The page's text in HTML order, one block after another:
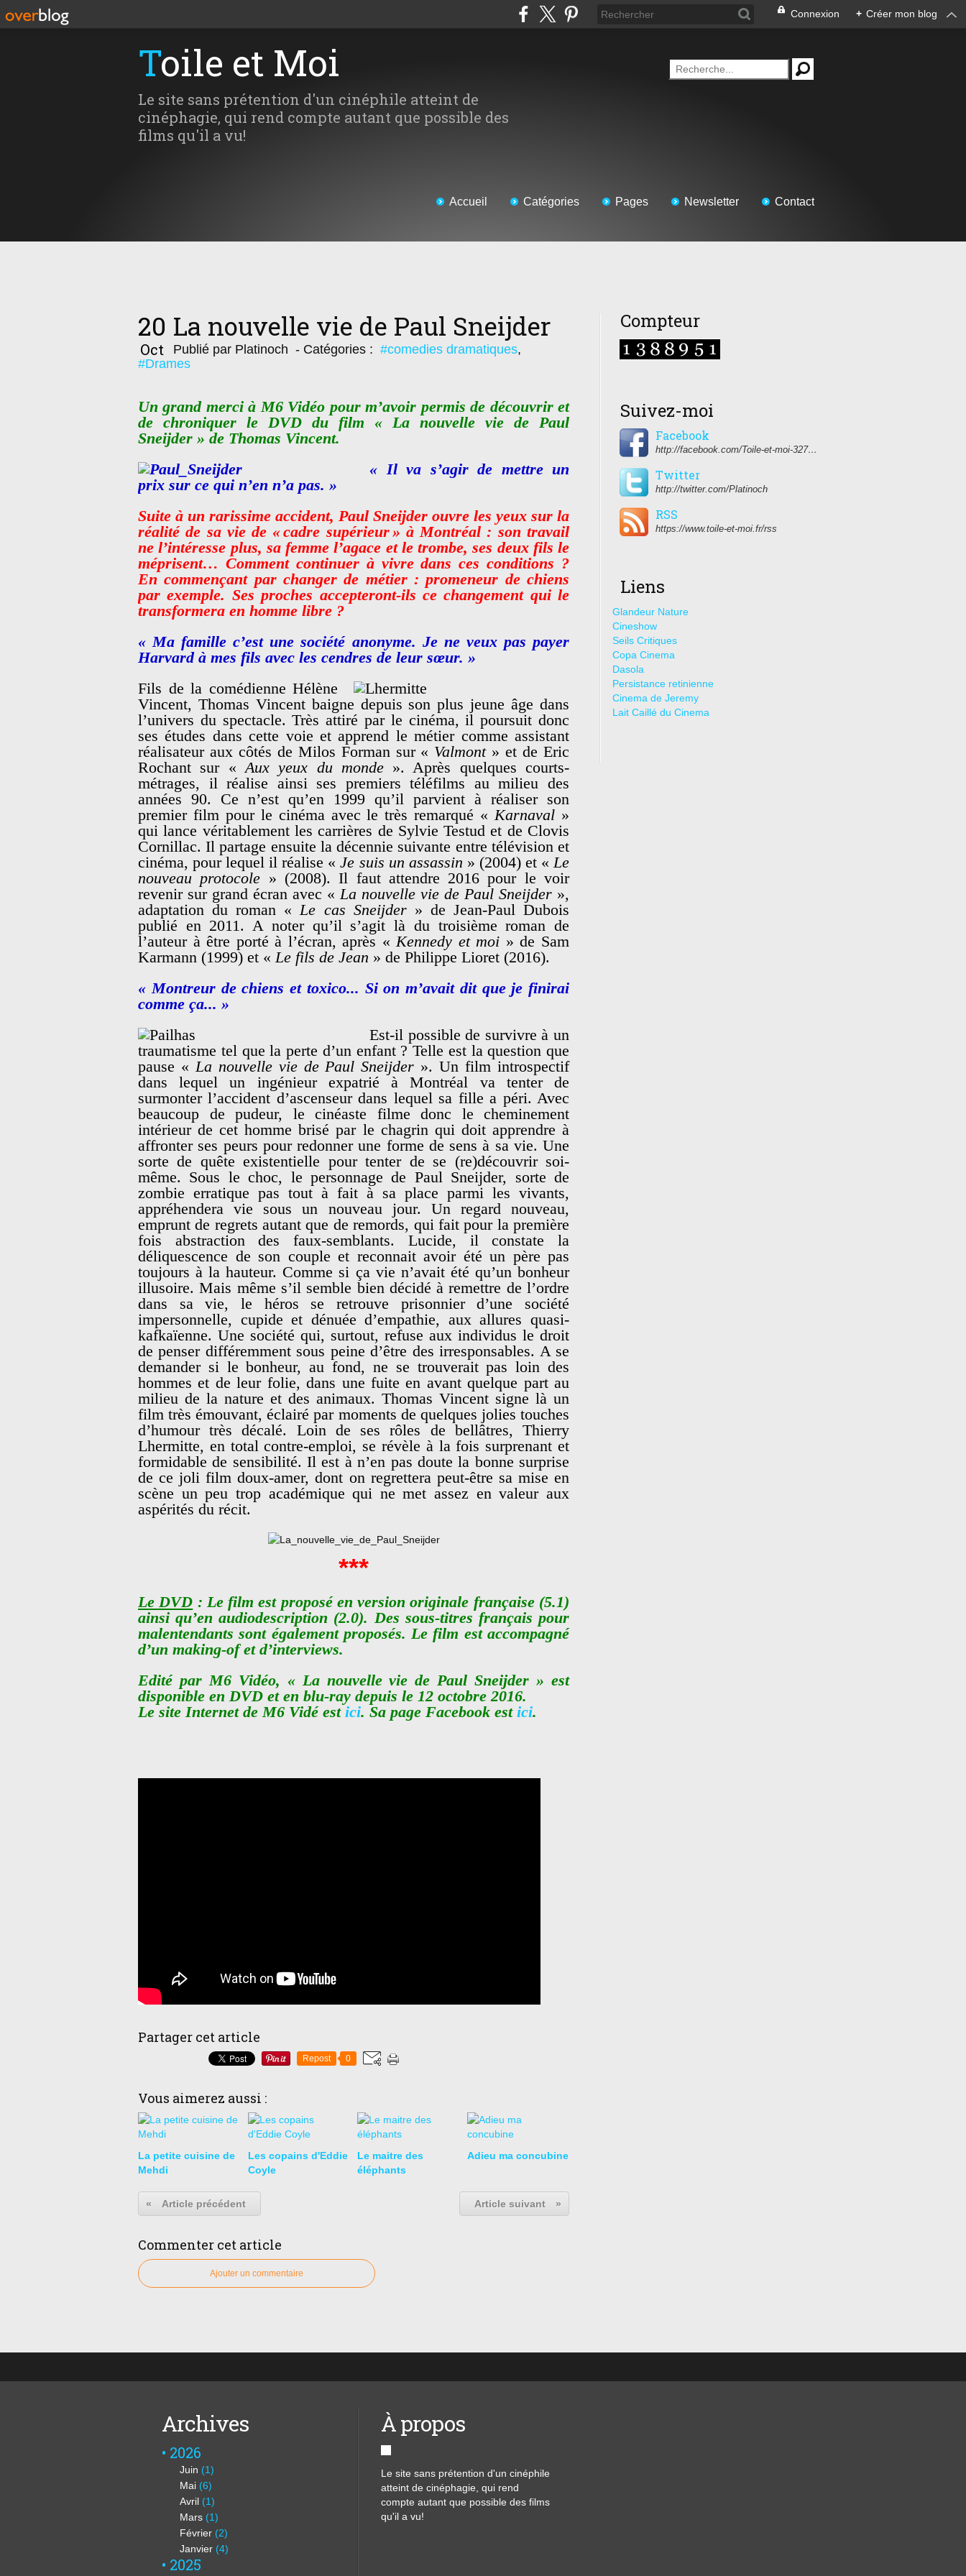
Connexion + Créer mon blog
Toile et Moi
Le site sans prétention d'un cinéphile atteint de
cinéphagie, qui rend compte autant que possible des
films qu'il a vu!
Accueil Catégories Pages Newsletter Contact
20
Oct
La nouvelle vie de Paul Sneijder
Publié par Platinoch - Catégories : #comedies dramatiques,
#Drames
Un grand merci à M6 Vidéo pour m’avoir permis de découvrir et
de chroniquer le DVD du film « La nouvelle vie de Paul
Sneijder » de Thomas Vincent.
« Il va s’agir de mettre un
prix sur ce qui n’en n’a pas. »
Suite à un rarissime accident, Paul Sneijder ouvre les yeux sur la
réalité de sa vie de « cadre supérieur » à Montréal : son travail
ne l’intéresse plus, sa femme l’agace et le trombe, ses deux fils le
méprisent… Comment continuer à vivre dans ces conditions ?
En commençant par changer de métier : promeneur de chiens
par exemple. Ses proches accepteront-ils ce changement qui le
transformera en homme libre ?
« Ma famille c’est une société anonyme. Je ne veux pas payer
Harvard à mes fils avec les cendres de leur sœur. »
Fils de la comédienne Hélène
Vincent, Thomas Vincent baigne depuis son plus jeune âge dans
l’univers du spectacle. Très attiré par le cinéma, il poursuit donc
ses études dans cette voie et apprend le métier comme assistant
réalisateur aux côtés de Milos Forman sur « Valmont » et de Eric
Rochant sur «Aux yeux du monde». Après quelques courts-
métrages, il réalise ainsi ses premiers téléfilms au milieu des
années 90. Ce n’est qu’en 1999 qu’il parvient à réaliser son
premier film pour le cinéma avec le très remarqué «Karnaval »
qui lance véritablement les carrières de Sylvie Testud et de Clovis
Cornillac. Il partage ensuite la décennie suivante entre télévision et
cinéma, pour lequel il réalise «Je suis un assassin » (2004) et «Le
nouveau protocole » (2008). Il faut attendre 2016 pour le voir
revenir sur grand écran avec «La nouvelle vie de Paul Sneijder »,
adaptation du roman «Le cas Sneijder » de Jean-Paul Dubois
publié en 2011. A noter qu’il s’agit là du troisième roman de
l’auteur à être porté à l’écran, après «Kennedy et moi » de Sam
Karmann (1999) et «Le fils de Jean » de Philippe Lioret (2016).
« Montreur de chiens et toxico... Si on m’avait dit que je finirai
comme ça... »
Est-il possible de survivre à un
traumatisme tel que la perte d’un enfant ? Telle est la question que
pause «La nouvelle vie de Paul Sneijder ». Un film introspectif
dans lequel un ingénieur expatrié à Montréal va tenter de
surmonter l’accident d’ascenseur dans lequel sa fille a péri. Avec
beaucoup de pudeur, le cinéaste filme donc le cheminement
intérieur de cet homme brisé par le chagrin qui doit apprendre à
affronter ses peurs pour redonner une forme de sens à sa vie. Une
sorte de quête existentielle pour tenter de se (re)découvrir soi-
même. Sous le choc, le personnage de Paul Sneijder, sorte de
zombie erratique pas tout à fait à sa place parmi les vivants,
appréhendera vie sous un nouveau jour. Un regard nouveau,
emprunt de regrets autant que de remords, qui fait pour la première
fois abstraction des faux-semblants. Lucide, il constate la
déliquescence de son couple et reconnait avoir été un père pas
toujours à la hauteur. Comme si ça vie n’avait été qu’un bonheur
illusoire. Mais même s’il semble bien décidé à remettre de l’ordre
dans sa vie, le héros se retrouve prisonnier d’une société
impersonnelle, cupide et dénuée d’empathie, aux allures quasi-
kafkaïenne. Une société qui, surtout, refuse aux individus le droit
de penser différemment sous peine d’être des irresponsables. A se
demander si le bonheur, au fond, ne se trouverait pas loin des
hommes et de leur folie, dans une fuite en avant quelque part au
milieu de la nature et des animaux. Thomas Vincent signe là un
film très émouvant, éclairé par moments de quelques jolies touches
d’humour très décalé. Loin de ses rôles de bellâtres, Thierry
Lhermitte, en total contre-emploi, se révèle à la fois surprenant et
formidable de sensibilité. Il est à n’en pas doute la bonne surprise
de ce joli film doux-amer, dont on regrettera peut-être sa mise en
scène un peu trop académique qui ne met assez en valeur aux
aspérités du récit.
***
Le DVD : Le film est proposé en version originale française (5.1)
ainsi qu’en audiodescription (2.0). Des sous-titres français pour
malentendants sont également proposés. Le film est accompagné
d’un making-of et d’interviews.
Edité par M6 Vidéo, « La nouvelle vie de Paul Sneijder » est
disponible en DVD et en blu-ray depuis le 12 octobre 2016.
Le site Internet de M6 Vidé est ici. Sa page Facebook est ici.
Partager cet article
Repost 0
Vous aimerez aussi :
La petite cuisine de
Mehdi
Les copains d'Eddie
Coyle
Le maitre des
éléphants
Adieu ma concubine
« Article précédent Article suivant »
Commenter cet article
Ajouter un commentaire
Compteur
Suivez-moi
Facebook
http://facebook.com/Toile-et-moi-327459350627274/
Twitter
http://twitter.com/Platinoch
RSS
https://www.toile-et-moi.fr/rss
Liens
Glandeur Nature
Cineshow
Seils Critiques
Copa Cinema
Dasola
Persistance retinienne
Cinema de Jeremy
Lait Caillé du Cinema
Archives
2026
Juin (1)
Mai (6)
Avril (1)
Mars (1)
Février (2)
Janvier (4)
2025
À propos
Le site sans prétention d'un cinéphile
atteint de cinéphagie, qui rend
compte autant que possible des films
qu'il a vu!